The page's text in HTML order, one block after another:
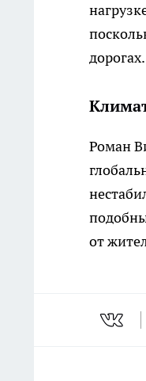
дорогах.
Роман
от